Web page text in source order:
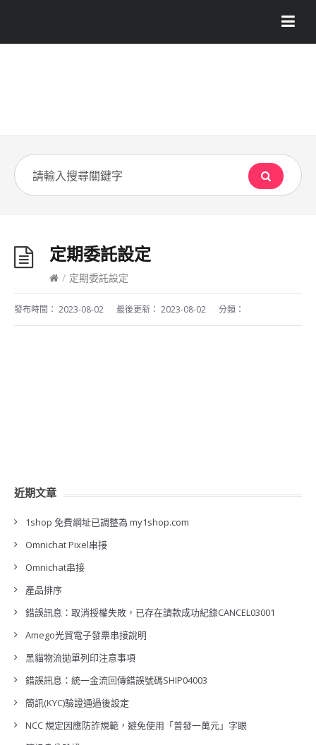
定期委託設定
/ 定期委託設定
發布時間： 2023-08-02 最後更新： 2023-08-02 分類：
近期文章
1shop 免費網址已調整為 my1shop.com
Omnichat Pixel串接
Omnichat串接
產品排序
錯誤訊息：取消授權失敗，已存在請款成功紀錄CANCEL03001
Amego光貿電子發票串接說明
黑貓物流拋單列印注意事項
錯誤訊息：統一金流回傳錯誤號碼SHIP04003
簡訊(KYC)驗證通過後設定
NCC 規定因應防詐規範，避免使用「普發一萬元」字眼